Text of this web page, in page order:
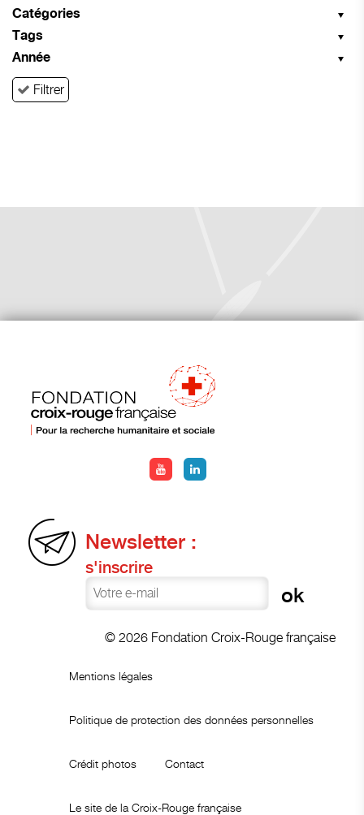
Catégories
Tags
Année
Filtrer
Newsletter :
s'inscrire
© 2026 Fondation Croix-Rouge française
Mentions légales
Politique de protection des données personnelles
Crédit photos Contact
Le site de la Croix-Rouge française